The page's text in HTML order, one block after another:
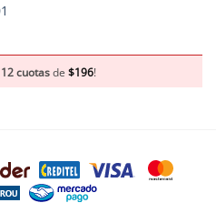
12 cuotasde $196!